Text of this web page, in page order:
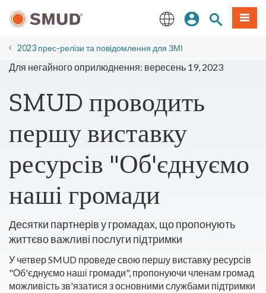
до
змісту
Увійдіть
Пошук по
Меню
2023 прес-релізи та повідомлення для ЗМІ
Для негайного оприлюднення: вересень 19, 2023
SMUD проводить
першу виставку
ресурсів "Об'єднуємо
наші громади
Десятки партнерів у громадах, що пропонують
життєво важливі послуги підтримки
У четвер SMUD проведе свою першу виставку ресурсів
"Об'єднуємо наші громади", пропонуючи членам громад
можливість зв'язатися з основними службами підтримки